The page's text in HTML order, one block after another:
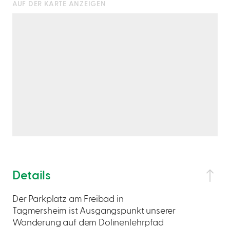
AUF DER KARTE ANZEIGEN
Details
Der Parkplatz am Freibad in
Tagmersheim ist Ausgangspunkt unserer
Wanderung auf dem Dolinenlehrpfad